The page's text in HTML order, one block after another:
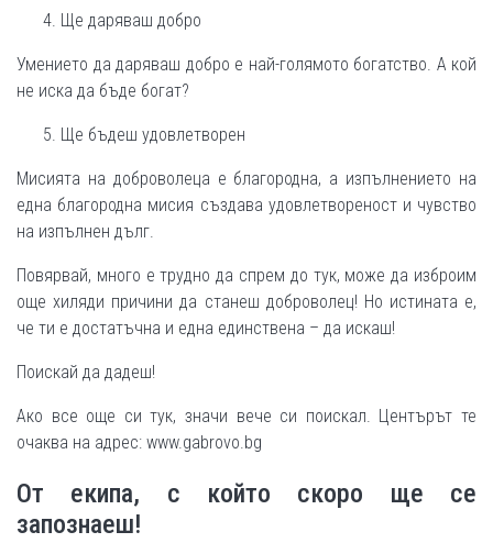
Ще даряваш добро
Умението да даряваш добро е най-голямото богатство. А кой
не иска да бъде богат?
Ще бъдеш удовлетворен
Мисията на доброволеца е благородна, а изпълнението на
една благородна мисия създава удовлетвореност и чувство
на изпълнен дълг.
Повярвай, много е трудно да спрем до тук, може да изброим
още хиляди причини да станеш доброволец! Но истината е,
че ти е достатъчна и една единствена – да искаш!
Поискай да дадеш!
Ако все още си тук, значи вече си поискал. Центърът те
очаква на адрес: www.gabrovo.bg
От екипа, с който скоро ще се
запознаеш!